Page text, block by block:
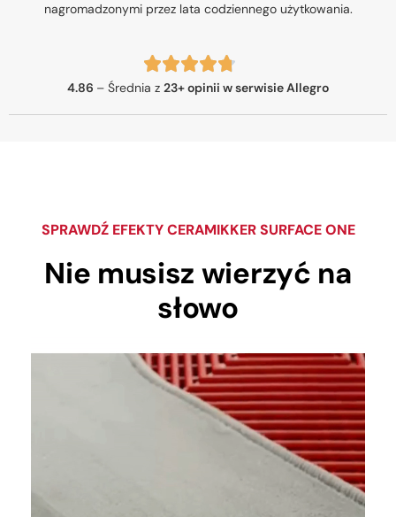
nagromadzonymi przez lata codziennego użytkowania.
4.86 – Średnia z 23+ opinii w serwisie Allegro
SPRAWDŹ EFEKTY CERAMIKKER SURFACE ONE
Nie musisz wierzyć na
słowo